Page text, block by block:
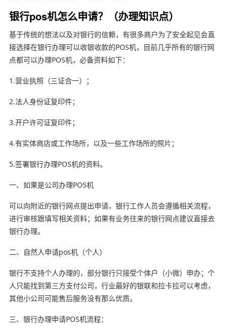
银行pos机怎么申请？（办理知识点）
基于传统的想法以及对银行的信赖，有很多商户为了安全起见会直
接选择在银行办理可以收银收款的POS机，目前几乎所有的银行网
点都可以办理POS机，必备资料如下：
1.营业执照（三证合一）；
2.法人身份证复印件；
3.开户许可证复印件；
4.有实体商店或工作场所，以及一些工作场所的照片；
5.签署银行办理POS机的资料。
一、如果是公司办理POS机
可以向附近的银行网点提出申请，银行工作人员会遵循相关流程，
进行审核跟填写相关资料；如果有业务往来的银行网点建议直接去
银行办理。
二、自然人申请pos机（个人）
银行不支持个人办理的，部分银行只接受个体户（小微）申办；个
人只能找到第三方支付公司，行业最好的银联和拉卡拉可以考虑，
其他小公司可能售后服务没有那么优质。
三、银行办理申请POS机流程：